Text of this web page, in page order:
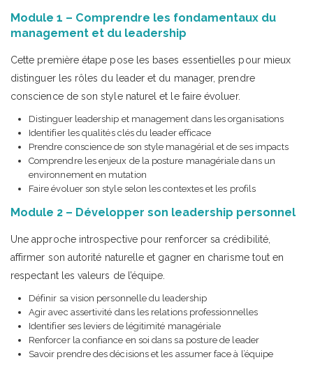
Module 1 – Comprendre les fondamentaux du
management et du leadership
Cette première étape pose les bases essentielles pour mieux
distinguer les rôles du leader et du manager, prendre
conscience de son style naturel et le faire évoluer.
Distinguer leadership et management dans les organisations
Identifier les qualités clés du leader efficace
Prendre conscience de son style managérial et de ses impacts
Comprendre les enjeux de la posture managériale dans un
environnement en mutation
Faire évoluer son style selon les contextes et les profils
Module 2 – Développer son leadership personnel
Une approche introspective pour renforcer sa crédibilité,
affirmer son autorité naturelle et gagner en charisme tout en
respectant les valeurs de l’équipe.
Définir sa vision personnelle du leadership
Agir avec assertivité dans les relations professionnelles
Identifier ses leviers de légitimité managériale
Renforcer la confiance en soi dans sa posture de leader
Savoir prendre des décisions et les assumer face à l’équipe